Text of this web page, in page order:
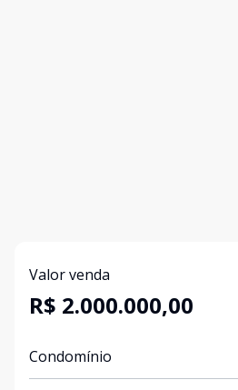
Valor venda
R$ 2.000.000,00
Condomínio